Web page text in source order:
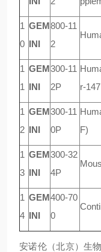
1
0
GEM
INI
800-11
2
1
1
GEM
INI
300-11
2P
r-
1
2
GEM
INI
300-11
0P
H
F)
1
3
GEM
INI
300-32
4P
1
4
GEM
INI
400-70
0
安诺伦（北京）生